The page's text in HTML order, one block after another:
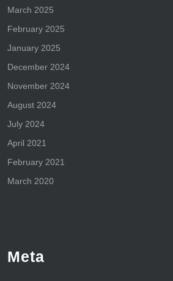
March 2025
February 2025
January 2025
December 2024
November 2024
August 2024
July 2024
April 2021
February 2021
March 2020
Meta